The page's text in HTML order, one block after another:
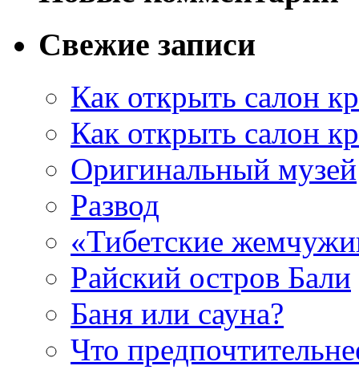
Свежие записи
Как открыть салон
Как открыть салон
Оригинальный музей
Развод
«Тибетские
Райский остров Бали
Баня или сауна?
Что